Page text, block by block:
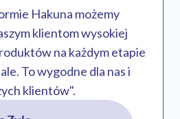
Hakuna możemy
klientom wysokiej
na każdym etapie
To wygodne dla nas i
klientów".